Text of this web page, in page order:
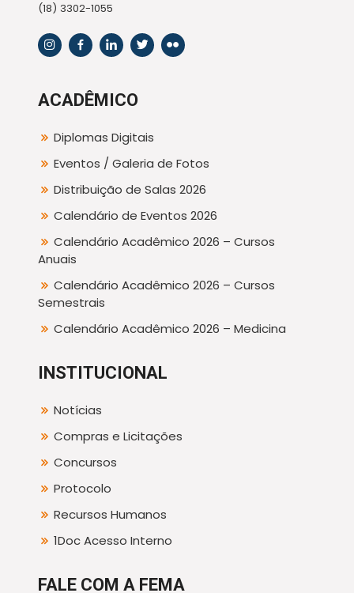
(18) 3302-1055
ACADÊMICO
Diplomas Digitais
Eventos / Galeria de Fotos
Distribuição de Salas 2026
Calendário de Eventos 2026
Calendário Acadêmico 2026 – Cursos
Anuais
Calendário Acadêmico 2026 – Cursos
Semestrais
Calendário Acadêmico 2026 – Medicina
INSTITUCIONAL
Notícias
Compras e Licitações
Concursos
Protocolo
Recursos Humanos
1Doc Acesso Interno
FALE COM A FEMA